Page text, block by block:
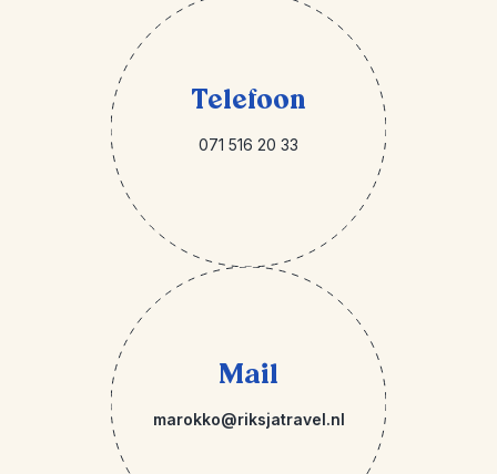
Telefoon
071 516 20 33
Mail
marokko@riksjatravel.nl